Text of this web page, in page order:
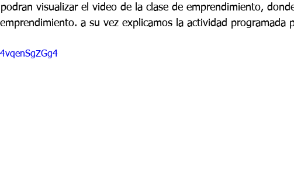
Grado 10 -1 Grado 10 -2 Grado 11
visualizar el video de la clase de emprendimiento,
a su vez explicamos la actividad programada